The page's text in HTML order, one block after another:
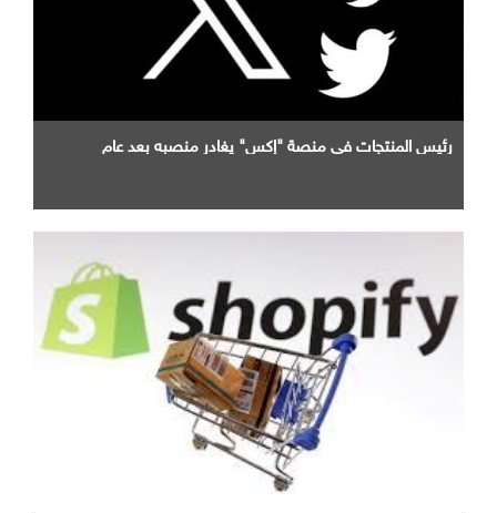
رئيس المنتجات في منصة "إكس" يغادر منصبه بعد عام